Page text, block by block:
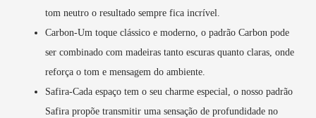
tom neutro o resultado sempre fica incrível.
Carbon-Um toque clássico e moderno, o padrão Carbon pode
ser combinado com madeiras tanto escuras quanto claras, onde
reforça o tom e mensagem do ambiente.
Safira-Cada espaço tem o seu charme especial, o nosso padrão
Safira propõe transmitir uma sensação de profundidade no